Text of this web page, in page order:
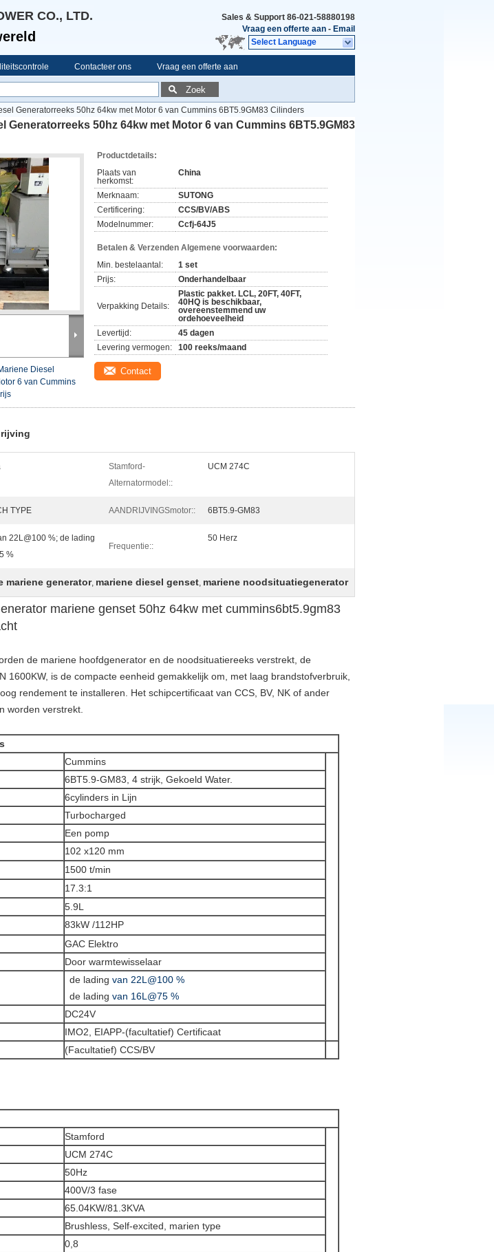
CO., LTD. Sales & Support 86-021-58880198
Vraag een offerte aan - Email
Select Language
Contacteer ons Vraag een offerte aan
Zoek
Generatorreeks 50hz 64kw met Motor 6 van Cummins 6BT5.9GM83 Cilinders
Generatorreeks 50hz 64kw met Motor 6 van Cummins 6BT5.9GM83
Diesel
6 van Cummins
Productdetails:
Plaats van
herkomst:
China
Merknaam:
SUTONG
Certificering:
CCS/BV/ABS
Modelnummer:
Ccfj-64J5
Betalen & Verzenden Algemene voorwaarden:
Min. bestelaantal:
1 set
Prijs:
Onderhandelbaar
Verpakking Details:
Plastic pakket. LCL, 20FT, 40FT,
40HQ is beschikbaar,
overeenstemmend uw
ordehoeveelheid
Levertijd:
45 dagen
Levering vermogen:
100 reeks/maand
Contact
Stamford-
Alternatormodel::
UCM 274C
TYPE AANDRIJVINGSmotor:: 6BT5.9-GM83
22L@100 %; de lading
%
Frequentie::
50 Herz
mariene generator, mariene diesel genset, mariene noodsituatiegenerator
mariene genset 50hz 64kw met cummins6bt5.9gm83
de mariene hoofdgenerator en de noodsituatiereeks verstrekt, de
1600KW, is de compacte eenheid gemakkelijk om, met laag brandstofverbruik,
rendement te installeren. Het schipcertificaat van CCS, BV, NK of ander
worden verstrekt.
Cummins
6BT5.9-GM83, 4 strijk, Gekoeld Water.
6cylinders in Lijn
Turbocharged
Een pomp
102 x120 mm
1500 t/min
17.3:1
5.9L
83kW /112HP
GAC Elektro
Door warmtewisselaar
de ladingvan 22L@100 %
de ladingvan 16L@75 %
DC24V
IMO2, EIAPP-(facultatief) Certificaat
(Facultatief) CCS/BV
Stamford
UCM 274C
50Hz
400V/3 fase
65.04KW/81.3KVA
Brushless, Self-excited, marien type
0,8